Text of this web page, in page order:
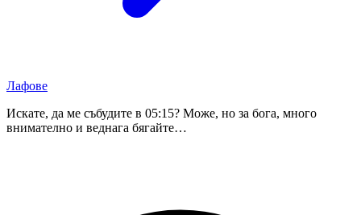
Лафове
Искате, да ме събудите в 05:15? Може, но за бога, много
внимателно и веднага бягайте…